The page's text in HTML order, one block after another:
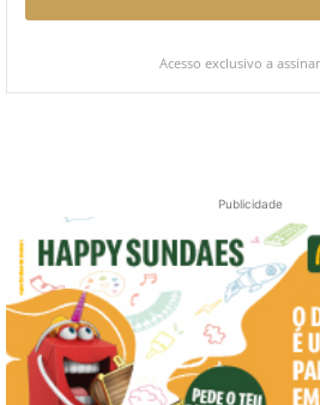
Acesso exclusivo a
Publicidade